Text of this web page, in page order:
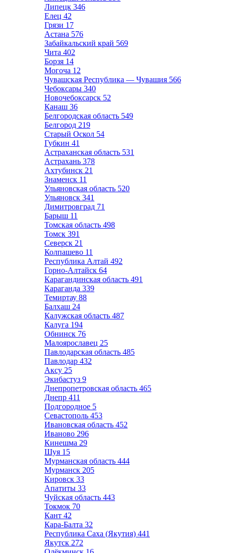
Липецк 346
Елец 42
Грязи 17
Астана 576
Забайкальский край 569
Чита 402
Борзя 14
Могоча 12
Чувашская Республика — Чувашия 566
Чебоксары 340
Новочебоксарск 52
Канаш 36
Белгородская область 549
Белгород 219
Старый Оскол 54
Губкин 41
Астраханская область 531
Астрахань 378
Ахтубинск 21
Знаменск 11
Ульяновская область 520
Ульяновск 341
Димитровград 71
Барыш 11
Томская область 498
Томск 391
Северск 21
Колпашево 11
Республика Алтай 492
Горно-Алтайск 64
Карагандинская область 491
Караганда 339
Темиртау 88
Балхаш 24
Калужская область 487
Калуга 194
Обнинск 76
Малоярославец 25
Павлодарская область 485
Павлодар 432
Аксу 25
Экибастуз 9
Днепропетровская область 465
Днепр 411
Подгородное 5
Севастополь 453
Ивановская область 452
Иваново 296
Кинешма 29
Шуя 15
Мурманская область 444
Мурманск 205
Кировск 33
Апатиты 33
Чуйская область 443
Токмок 70
Кант 42
Кара-Балта 32
Республика Саха (Якутия) 441
Якутск 272